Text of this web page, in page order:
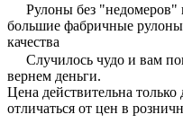
Рулоны без "недомеров"
большие фабричные
качества
Случилось чудо и вам
вернем деньги.
Цена действительна
отличаться от цен в